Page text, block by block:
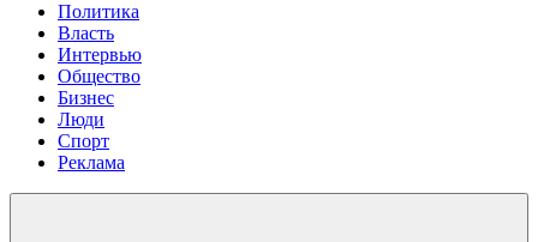
Политика
Власть
Интервью
Общество
Бизнес
Люди
Спорт
Реклама